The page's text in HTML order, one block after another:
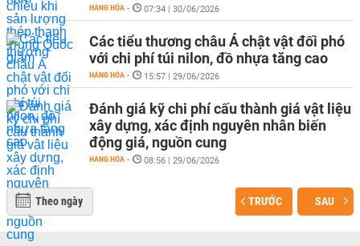
HÀNG HÓA - 07:34 | 30/06/2026
Các tiểu thương châu Á chật vật đối phó
với chi phí túi nilon, đồ nhựa tăng cao
HÀNG HÓA - 15:57 | 29/06/2026
Đánh giá kỹ chi phí cấu thành giá vật liệu
xây dựng, xác định nguyên nhân biến
động giá, nguồn cung
HÀNG HÓA - 08:56 | 29/06/2026
Theo ngày TRƯỚC SAU